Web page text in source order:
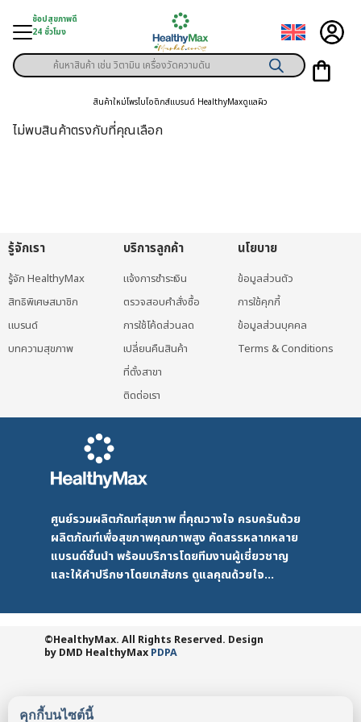
content
ช้อปสุขภาพดี
24 ชั่วโมง
มู่สินค้า
สุขภาพ
กค้า
Products
search
สินค้าใหม่โพรไบโอติกส์แบรนด์ HealthyMaxดูแลผิว
ไม่พบสินค้าตรงกับที่คุณเลือก
คุกกี้บนไซต์นี้
รู้จักเรา
รู้จัก HealthyMax
สิทธิพิเศษสมาชิก
แบรนด์
บทความสุขภาพ
บริการลูกค้า
แจ้งการชำระเงิน
ตรวจสอบคำสั่งซื้อ
การใช้โค้ดส่วนลด
เปลี่ยนคืนสินค้า
ที่ตั้งสาขา
ติดต่อเรา
นโยบาย
ข้อมูลส่วนตัว
การใช้คุกกี้
ข้อมูลส่วนบุคคล
Terms & Conditions
ศูนย์รวมผลิตภัณฑ์สุขภาพ ที่คุณวางใจ ครบครันด้วย
ผลิตภัณฑ์เพื่อสุขภาพคุณภาพสูง คัดสรรหลากหลาย
แบรนด์ชั้นนำ พร้อมบริการโดยทีมงานผู้เชี่ยวชาญ
และให้คำปรึกษาโดยเภสัชกร ดูแลคุณด้วยใจ...
©HealthyMax. All Rights Reserved. Design
by DMD HealthyMax PDPA